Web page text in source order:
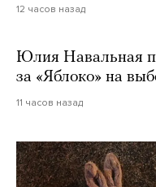
12 часов назад
Юлия Навальная
за «Яблоко» на
11 часов назад